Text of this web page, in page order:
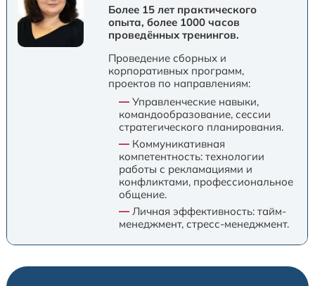
Более 15 лет практического
опыта, более 1000 часов
проведённых тренингов.
Проведение сборных и
корпоративных программ,
проектов по направлениям:
— Управленческие навыки,
командообразование, сессии
стратегического планирования.
— Коммуникативная
компетентность: технологии
работы с рекламациями и
конфликтами, профессиональное
общение.
— Личная эффективность: тайм-
менеджмент, стресс-менеджмент.